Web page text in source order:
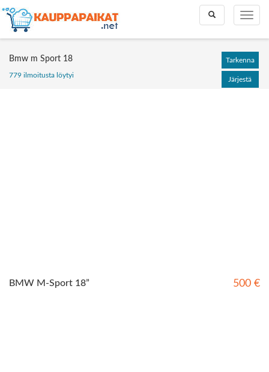
Toggle
Toggle
search
Bmw m Sport 18
779 ilmoitusta löytyi
Tarkenna
Järjestä
BMW M-Sport 18” 500 €